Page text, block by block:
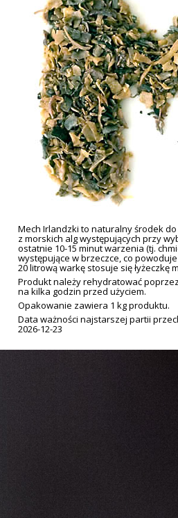
Mech Irlandzki to naturalny środek
z morskich alg występujących przy
ostatnie 10-15 minut warzenia (tj.
występujące w brzeczce, co
20 litrową warkę stosuje się łyżeczkę
Produkt należy rehydratować
na kilka godzin przed użyciem.
Opakowanie zawiera 1 kg produktu.
Data ważności najstarszej partii
2026-12-23